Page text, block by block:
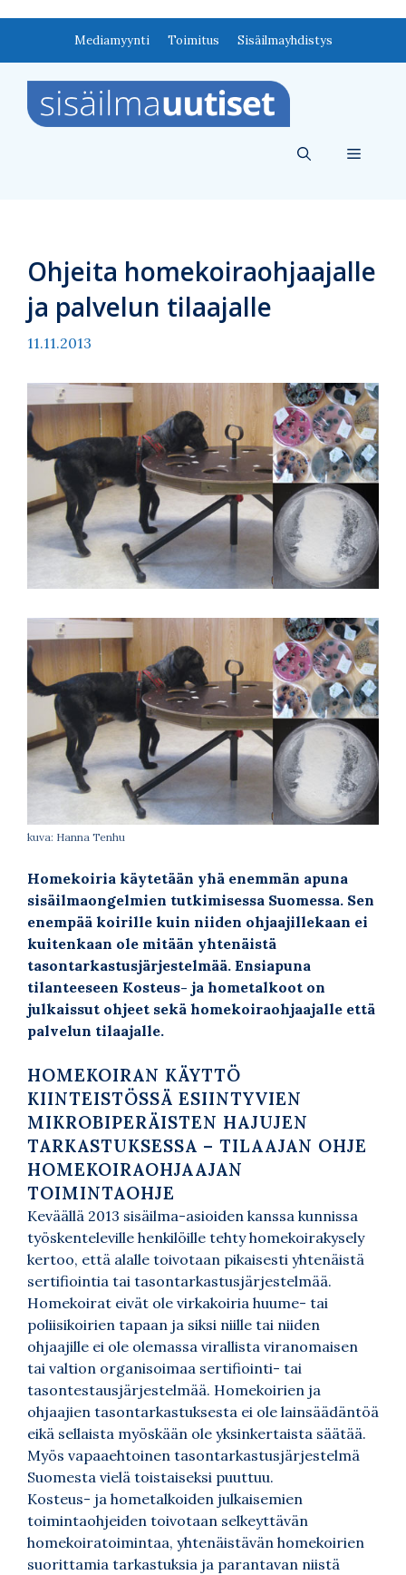
Mediamyynti Toimitus Sisäilmayhdistys
Valikko
Ohjeita homekoiraohjaajalle
ja palvelun tilaajalle
11.11.2013
kuva: Hanna Tenhu
Homekoiria käytetään yhä enemmän apuna
sisäilmaongelmien tutkimisessa Suomessa. Sen
enempää koirille kuin niiden ohjaajillekaan ei
kuitenkaan ole mitään yhtenäistä
tasontarkastusjärjestelmää. Ensiapuna
tilanteeseen Kosteus- ja hometalkoot on
julkaissut ohjeet sekä homekoiraohjaajalle että
palvelun tilaajalle.
HOMEKOIRAN KÄYTTÖ
KIINTEISTÖSSÄ ESIINTYVIEN
MIKROBIPERÄISTEN HAJUJEN
TARKASTUKSESSA – TILAAJAN OHJE
HOMEKOIRAOHJAAJAN
TOIMINTAOHJE
Keväällä 2013 sisäilma-asioiden kanssa kunnissa
työskenteleville henkilöille tehty homekoirakysely
kertoo, että alalle toivotaan pikaisesti yhtenäistä
sertifiointia tai tasontarkastusjärjestelmää.
Homekoirat eivät ole virkakoiria huume- tai
poliisikoirien tapaan ja siksi niille tai niiden
ohjaajille ei ole olemassa virallista viranomaisen
tai valtion organisoimaa sertifiointi- tai
tasontestausjärjestelmää. Homekoirien ja
ohjaajien tasontarkastuksesta ei ole lainsäädäntöä
eikä sellaista myöskään ole yksinkertaista säätää.
Myös vapaaehtoinen tasontarkastusjärjestelmä
Suomesta vielä toistaiseksi puuttuu.
Kosteus- ja hometalkoiden julkaisemien
toimintaohjeiden toivotaan selkeyttävän
homekoiratoimintaa, yhtenäistävän homekoirien
suorittamia tarkastuksia ja parantavan niistä